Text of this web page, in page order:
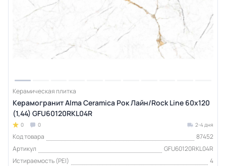
Керамическая плитка
Керамогранит Alma Ceramica Рок Лайн/Rock Line 60х120
(1,44) GFU60120RKL04R
0 0 2-4 дня
Код товара
87452
Артикул
GFU60120RKL04R
Истираемость (PEI)
4